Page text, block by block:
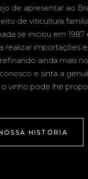
de apresentar ao
de viticultura
se iniciou em 1987
realizar importações
ainda mais
e sinta a
vinho pode lhe
HISTÓRIA